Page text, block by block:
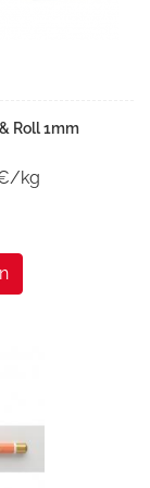
Roll 1mm
€/kg